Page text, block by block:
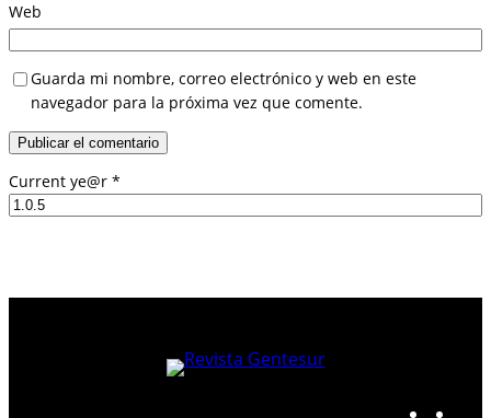
Web
Guarda mi nombre, correo electrónico y web en este
navegador para la próxima vez que comente.
Current ye@r *